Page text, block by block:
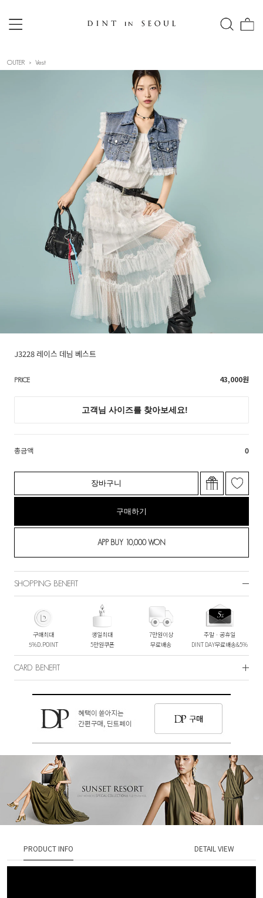
OUTER Vest
J3228 레이스 데님 베스트
PRICE 43,000원
총금액 0
장바구니
구매하기
SHOPPING BENEFIT
구매최대
5%D.POINT
생일최대
5만원쿠폰
7만원이상
무료배송
주말ㆍ공휴일
DINT DAY무료배송&5%
CARD BENEFIT
PRODUCT INFO DETAIL VIEW